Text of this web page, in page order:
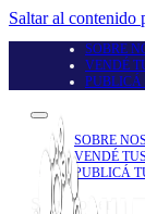
Saltar al contenido
SOBRE
VENDÉ
PUBLICÁ
SOBRE
VENDÉ
PUBLICÁ
Seguinos en